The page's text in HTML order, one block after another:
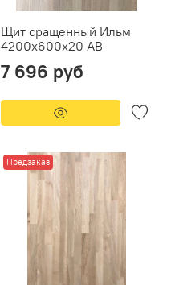
Щит сращенный Ильм
4200x600x20 АВ
7 696 руб
Предзаказ